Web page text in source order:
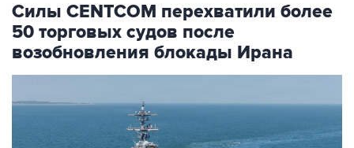
Силы CENTCOM перехватили более
50 торговых судов после
возобновления блокады Ирана